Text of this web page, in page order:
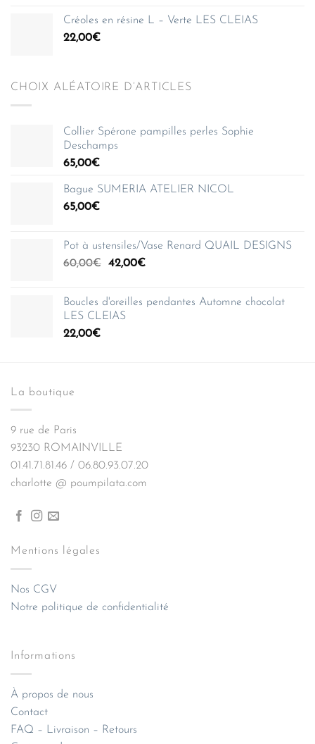
Créoles en résine L – Verte LES CLEIAS
22,00€
CHOIX ALÉATOIRE D’ARTICLES
Collier Spérone pampilles perles Sophie
Deschamps
65,00€
Bague SUMERIA ATELIER NICOL
65,00€
Pot à ustensiles/Vase Renard QUAIL DESIGNS
60,00€
Le
était :
60,00€.
42,00€Le
est :
Boucles d'oreilles pendantes Automne chocolat
LES CLEIAS
22,00€
La boutique
9 rue de Paris
93230 ROMAINVILLE
01.41.71.81.46 / 06.80.93.07.20
charlotte @ poumpilata.com
Mentions légales
Nos CGV
Notre politique de confidentialité
Informations
À propos de nous
Contact
FAQ – Livraison – Retours